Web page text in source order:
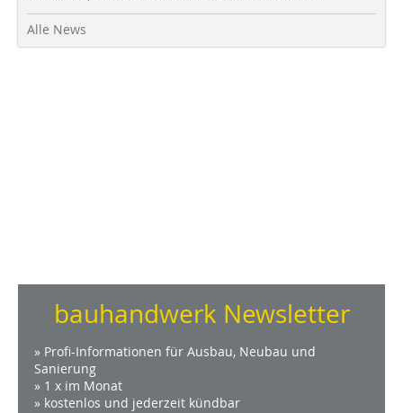
Alle News
bauhandwerk Newsletter
» Profi-Informationen für Ausbau, Neubau und
Sanierung
» 1 x im Monat
» kostenlos und jederzeit kündbar